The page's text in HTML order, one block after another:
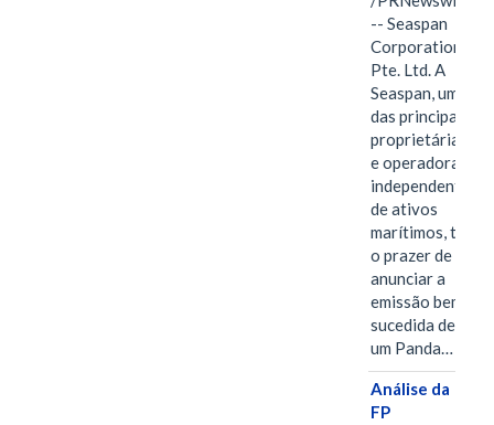
-- Seaspan
Corporation
Pte. Ltd. A
Seaspan, uma
das principais
proprietárias
e operadoras
independentes
de ativos
marítimos, tem
o prazer de
anunciar a
emissão bem-
sucedida de
um Panda…
Análise da
FP